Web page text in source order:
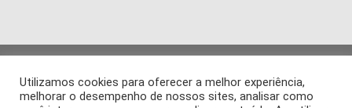
reservados.
Os artigos publicados na revista refletem exclusivamente a
Utilizamos cookies para oferecer a melhor experiência,
melhorar o desempenho de nossos sites, analisar como